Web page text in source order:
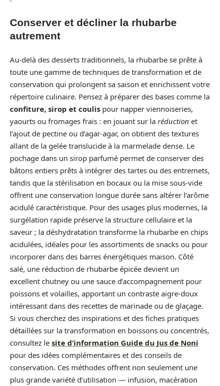
Conserver et décliner la rhubarbe
autrement
Au-delà des desserts traditionnels, la rhubarbe se prête à
toute une gamme de techniques de transformation et de
conservation qui prolongent sa saison et enrichissent votre
répertoire culinaire. Pensez à préparer des bases comme la
confiture, sirop et coulis pour napper viennoiseries,
yaourts ou fromages frais : en jouant sur la réduction et
l’ajout de pectine ou d’agar-agar, on obtient des textures
allant de la gelée translucide à la marmelade dense. Le
pochage dans un sirop parfumé permet de conserver des
bâtons entiers prêts à intégrer des tartes ou des entremets,
tandis que la stérilisation en bocaux ou la mise sous-vide
offrent une conservation longue durée sans altérer l’arôme
acidulé caractéristique. Pour des usages plus modernes, la
surgélation rapide préserve la structure cellulaire et la
saveur ; la déshydratation transforme la rhubarbe en chips
acidulées, idéales pour les assortiments de snacks ou pour
incorporer dans des barres énergétiques maison. Côté
salé, une réduction de rhubarbe épicée devient un
excellent chutney ou une sauce d’accompagnement pour
poissons et volailles, apportant un contraste aigre-doux
intéressant dans des recettes de marinade ou de glaçage.
Si vous cherchez des inspirations et des fiches pratiques
détaillées sur la transformation en boissons ou concentrés,
consultez le site d’information Guide du Jus de Noni
pour des idées complémentaires et des conseils de
conservation. Ces méthodes offrent non seulement une
plus grande variété d’utilisation — infusion, macération